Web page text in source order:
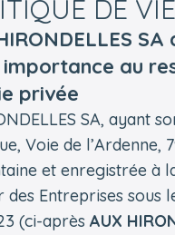
DE
au
privée
SA, ayant
Voie de l’Ardenne,
et enregistrée à
Entreprises sous
(ci-après AUX